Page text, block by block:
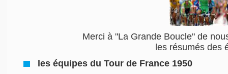
Merci à "La Grande Boucle" de
les résumés des
les équipes du Tour de France 1950